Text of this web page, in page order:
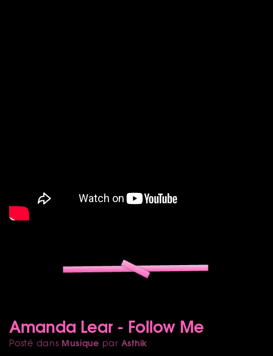
Amanda Lear - Follow Me
Posté dans Musique par Asthik